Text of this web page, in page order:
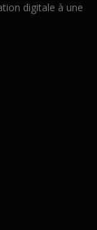
digitale à une